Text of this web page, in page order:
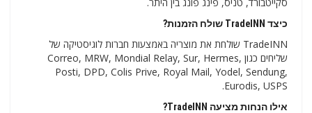
כיצד TradeINN שולח הזמנות?
TradeINN שולחת את מוצריה באמצעות חברות לוגיסטיקה של
שליחים כגון Correo, MRW, Mondial Relay, Sur, Hermes,
Posti, DPD, Colis Prive, Royal Mail, Yodel, Sendung,
Eurodis, USPS.
אילו הנחות מציעה TradeINN?